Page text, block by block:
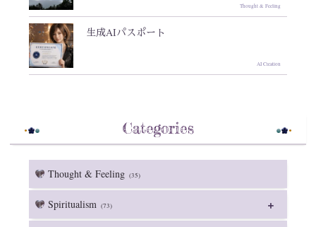
Thought & Feeling
生成AIパスポート
AI Creation
Categories
Thought & Feeling (35)
Spiritualism (73)